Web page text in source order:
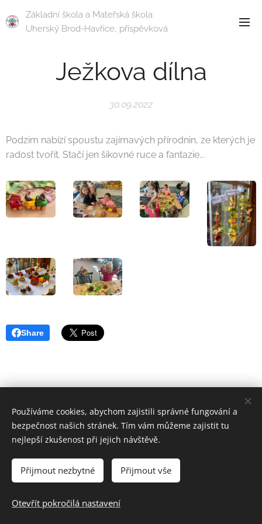
Základní škola a Mateřská škola
Uherský Brod-Havřice, příspěvková
Ježkova dílna
30.09.2022
Podzim nabízí spoustu zajímavých přírodnin, ze kterých je
radost tvořit. Stačí jen šikovné ruce a fantazie...
Share
© 2024 Základní škola a Mateřská škola Uherský Brod-Havřice,
příspěvková organizace | Všechna práva vyhrazena.
Cookies
Používáme cookies, abychom zajistili správné fungování a
bezpečnost našich stránek. Tím vám můžeme zajistit tu
nejlepší zkušenost při jejich návštěvě.
Přijmout nezbytné Přijmout vše
Otevřít pokročilá nastavení